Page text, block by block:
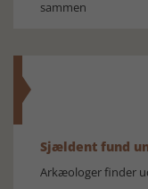
sammen
Sjældent fund
Arkæologer finder